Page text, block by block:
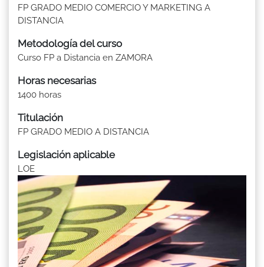
FP GRADO MEDIO COMERCIO Y MARKETING A
DISTANCIA
Metodología del curso
Curso FP a Distancia en ZAMORA
Horas necesarias
1400 horas
Titulación
FP GRADO MEDIO A DISTANCIA
Legislación aplicable
LOE